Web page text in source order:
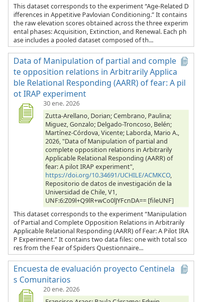
This dataset corresponds to the experiment “Age-Related D
ifferences in Appetitive Pavlovian Conditioning.” It contains
the raw elevation scores obtained across the three experim
ental phases: Acquisition, Extinction, and Renewal. Each ph
ase includes a pooled dataset composed of th...
Data of Manipulation of partial and comple
te opposition relations in Arbitrarily Applica
ble Relational Responding (AARR) of fear: A pil
ot IRAP experiment
30 ene. 2026
Zutta-Arellano, Dorian; Cembrano, Paulina;
Miguez, Gonzalo; Delgado-Troncoso, Belén;
Martínez-Córdova, Vicente; Laborda, Mario A.,
2026, "Data of Manipulation of partial and
complete opposition relations in Arbitrarily
Applicable Relational Responding (AARR) of
fear: A pilot IRAP experiment",
https://doi.org/10.34691/UCHILE/ACMKCO,
Repositorio de datos de investigación de la
Universidad de Chile, V1,
UNF:6:Z09l+Q9lR+wCo0lJYFcnDA== [fileUNF]
This dataset corresponds to the experiment “Manipulation
of Partial and Complete Opposition Relations in Arbitrarily
Applicable Relational Responding (AARR) of Fear: A Pilot IRA
P Experiment.” It contains two data files: one with total sco
res from the Fear of Spiders Questionnaire...
Encuesta de evaluación proyecto Centinela
s Comunitarios
20 ene. 2026